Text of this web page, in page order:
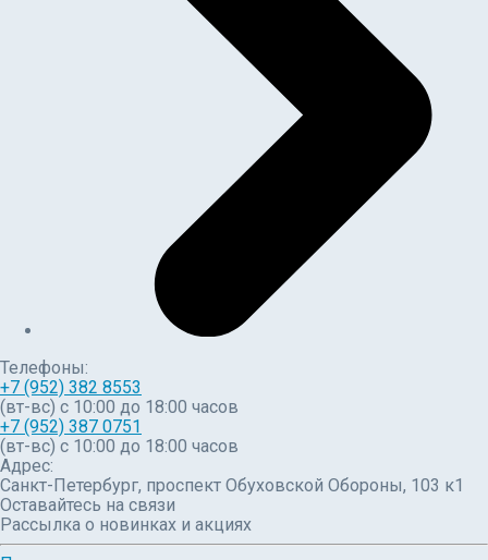
Телефоны:
+7 (952) 382 8553
(вт-вс) c 10:00 до 18:00 часов
+7 (952) 387 0751
(вт-вс) с 10:00 до 18:00 часов
Адрес:
Санкт-Петербург, проспект Обуховской Обороны, 103 к1
Оставайтесь на связи
Рассылка о новинках и акциях